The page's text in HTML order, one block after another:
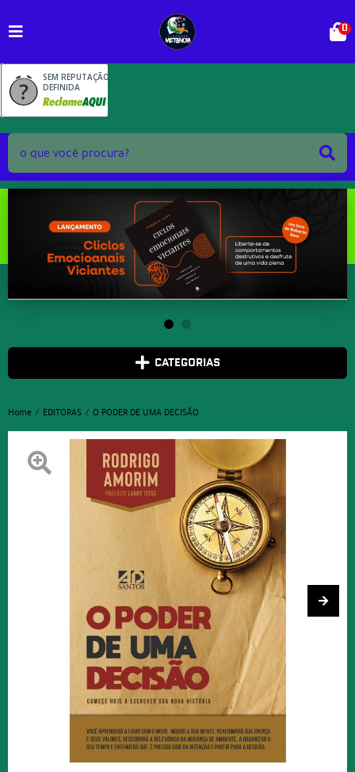
SEM REPUTAÇÃO
DEFINIDA
0
CATEGORIAS
Home EDITORAS O PODER DE UMA DECISÃO